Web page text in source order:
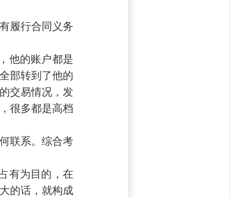
履行合同义务
他的账户都是
部转到了他的
交易情况，发
很多都是高档
联系。综合考
有为目的，在
的话，就构成